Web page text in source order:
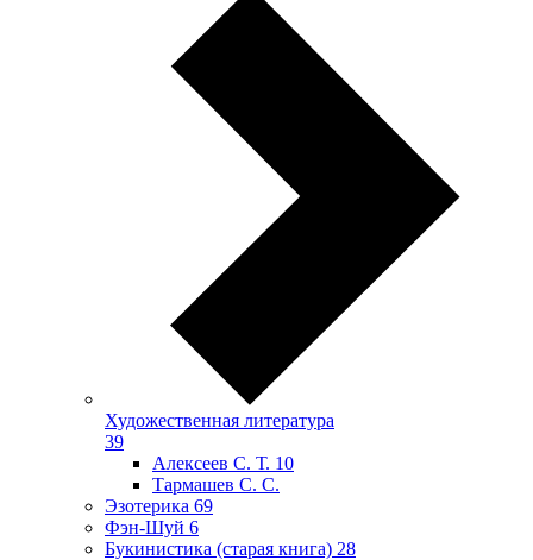
Художественная литература
39
Алексеев С. Т. 10
Тармашев С. С.
Эзотерика 69
Фэн-Шуй 6
Букинистика (старая книга) 28